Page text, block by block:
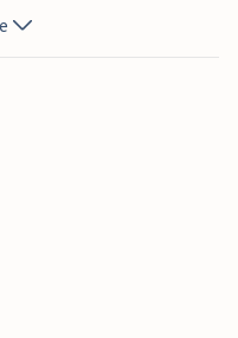
ukusna jela na
konoba sa kaminom